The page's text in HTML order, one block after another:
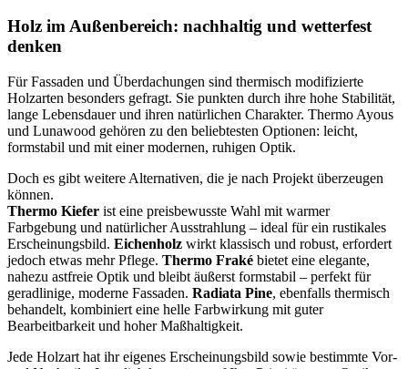
Holz im Außenbereich: nachhaltig und wetterfest
denken
Für Fassaden und Überdachungen sind thermisch modifizierte
Holzarten besonders gefragt. Sie punkten durch ihre hohe Stabilität,
lange Lebensdauer und ihren natürlichen Charakter. Thermo Ayous
und Lunawood gehören zu den beliebtesten Optionen: leicht,
formstabil und mit einer modernen, ruhigen Optik.
Doch es gibt weitere Alternativen, die je nach Projekt überzeugen
können.
Thermo Kiefer ist eine preisbewusste Wahl mit warmer
Farbgebung und natürlicher Ausstrahlung – ideal für ein rustikales
Erscheinungsbild. Eichenholz wirkt klassisch und robust, erfordert
jedoch etwas mehr Pflege. Thermo Fraké bietet eine elegante,
nahezu astfreie Optik und bleibt äußerst formstabil – perfekt für
geradlinige, moderne Fassaden. Radiata Pine, ebenfalls thermisch
behandelt, kombiniert eine helle Farbwirkung mit guter
Bearbeitbarkeit und hoher Maßhaltigkeit.
Jede Holzart hat ihr eigenes Erscheinungsbild sowie bestimmte Vor-